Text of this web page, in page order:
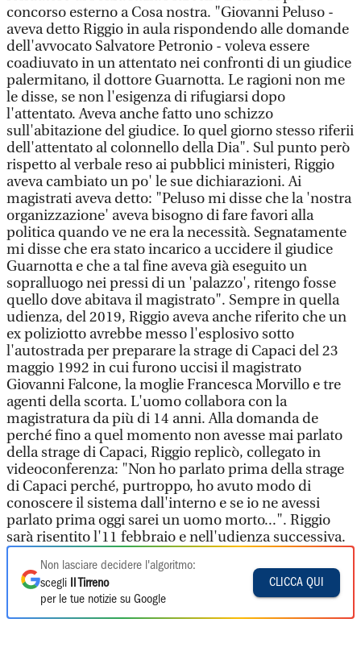
concorso esterno a Cosa nostra. "Giovanni Peluso -
aveva detto Riggio in aula rispondendo alle domande
dell'avvocato Salvatore Petronio - voleva essere
coadiuvato in un attentato nei confronti di un giudice
palermitano, il dottore Guarnotta. Le ragioni non me
le disse, se non l'esigenza di rifugiarsi dopo
l'attentato. Aveva anche fatto uno schizzo
sull'abitazione del giudice. Io quel giorno stesso riferii
dell'attentato al colonnello della Dia". Sul punto però
rispetto al verbale reso ai pubblici ministeri, Riggio
aveva cambiato un po' le sue dichiarazioni. Ai
magistrati aveva detto: "Peluso mi disse che la 'nostra
organizzazione' aveva bisogno di fare favori alla
politica quando ve ne era la necessità. Segnatamente
mi disse che era stato incarico a uccidere il giudice
Guarnotta e che a tal fine aveva già eseguito un
sopralluogo nei pressi di un 'palazzo', ritengo fosse
quello dove abitava il magistrato". Sempre in quella
udienza, del 2019, Riggio aveva anche riferito che un
ex poliziotto avrebbe messo l'esplosivo sotto
l'autostrada per preparare la strage di Capaci del 23
maggio 1992 in cui furono uccisi il magistrato
Giovanni Falcone, la moglie Francesca Morvillo e tre
agenti della scorta. L'uomo collabora con la
magistratura da più di 14 anni. Alla domanda de
perché fino a quel momento non avesse mai parlato
della strage di Capaci, Riggio replicò, collegato in
videoconferenza: "Non ho parlato prima della strage
di Capaci perché, purtroppo, ho avuto modo di
conoscere il sistema dall'interno e se io ne avessi
parlato prima oggi sarei un uomo morto...". Riggio
sarà risentito l'11 febbraio e nell'udienza successiva.
Non lasciare decidere l'algoritmo:
scegli
Il Tirreno
per le tue notizie su Google
CLICCA QUI